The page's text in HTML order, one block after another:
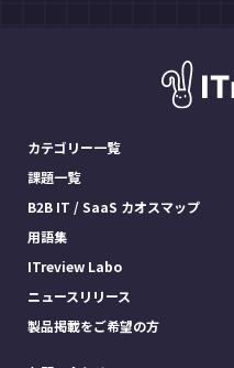
カテゴリー一覧
課題一覧
B2B IT / SaaS カオスマップ
用語集
ITreview Labo
ニュースリリース
製品掲載をご希望の方